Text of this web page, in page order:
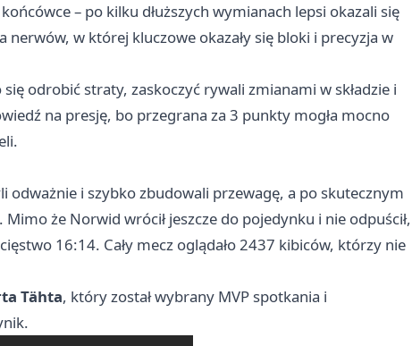
– po kilku dłuższych wymianach lepsi okazali się
w której kluczowe okazały się bloki i precyzja w
odrobić straty, zaskoczyć rywali zmianami w składzie i
na presję, bo przegrana za 3 punkty mogła mocno
odważnie i szybko zbudowali przewagę, a po skutecznym
że Norwid wrócił jeszcze do pojedynku i nie odpuścił,
16:14. Cały mecz oglądało 2437 kibiców, którzy nie
Tähta, który został wybrany MVP spotkania i